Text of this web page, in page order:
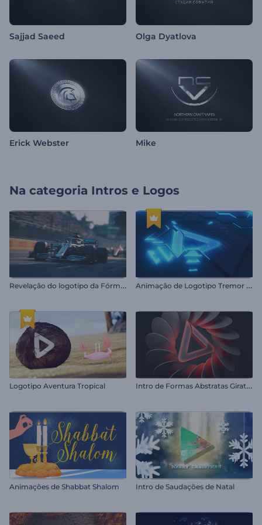
Sajjad Saeed Olga Dyatlova
Erick Webster Mike
Na categoria Intros e Logos
R
evelação do logotipo da Fórmula 1 A
nimação de Logotipo Tremor Neon
Logotipo Aventura Tropical I
ntro de Formas Abstratas Giratórias
Animações de Shabbat Shalom Intro de Saudações de Natal